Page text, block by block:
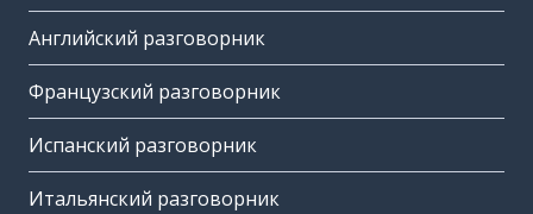
Английский разговорник
Французский разговорник
Испанский разговорник
Итальянский разговорник